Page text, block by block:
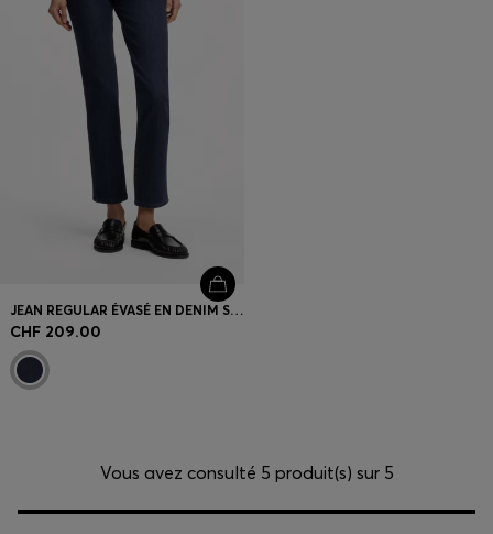
JEAN REGULAR ÉVASÉ EN DENIM STRETCH
CHF 209.00
Vous avez consulté 5 produit(s) sur 5